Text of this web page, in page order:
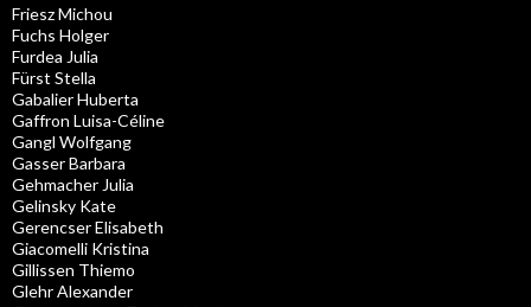
Friesz Michou
Fuchs Holger
Furdea Julia
Fürst Stella
Gabalier Huberta
Gaffron Luisa-Céline
Gangl Wolfgang
Gasser Barbara
Gehmacher Julia
Gelinsky Kate
Gerencser Elisabeth
Giacomelli Kristina
Gillissen Thiemo
Glehr Alexander